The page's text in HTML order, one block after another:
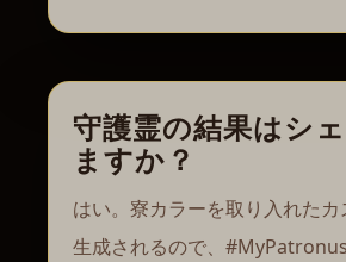
守護霊の結果はシ
ますか？
はい。寮カラーを取り入れた
生成されるので、